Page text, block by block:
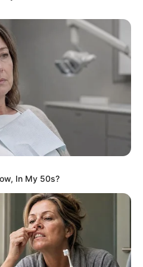
hagyni. Az egyik
az állami költségvetés
jelenthet a juttatás
ha az infláció és
távon is kihatnak a
In My 50s?